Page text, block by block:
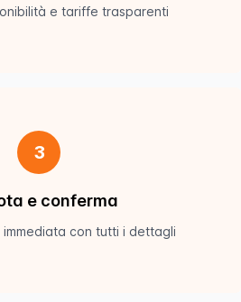
e tariffe trasparenti
3
e conferma
immediata con tutti i dettagli